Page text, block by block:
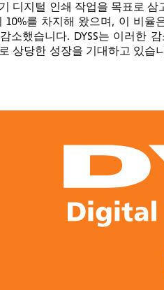
디지털 인쇄 작업을 목표로 삼
10%를 차지해 왔으며, 이 비율
소했습니다. DYSS는 이러한
상당한 성장을 기대하고 있습